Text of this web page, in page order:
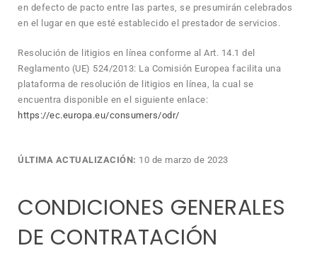
en defecto de pacto entre las partes, se presumirán celebrados
en el lugar en que esté establecido el prestador de servicios.
Resolución de litigios en línea conforme al Art. 14.1 del
Reglamento (UE) 524/2013: La Comisión Europea facilita una
plataforma de resolución de litigios en línea, la cual se
encuentra disponible en el siguiente enlace:
https://ec.europa.eu/consumers/odr/
ÚLTIMA ACTUALIZACIÓN: 10 de marzo de 2023
CONDICIONES GENERALES
DE CONTRATACIÓN